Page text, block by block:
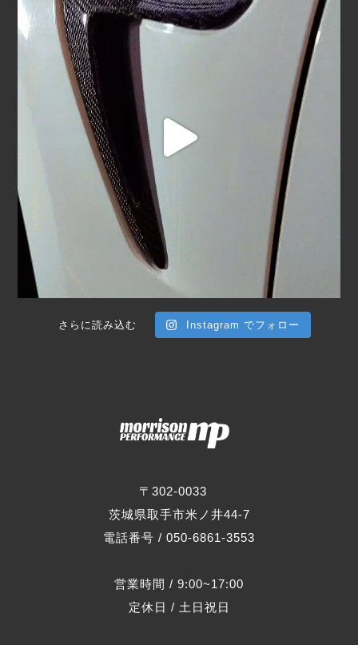
〒302-0033
茨城県取手市米ノ井44-7
電話番号 / 050-6861-3553
営業時間 / 9:00~17:00
定休日 / 土日祝日
さらに読み込む Instagram でフォロー